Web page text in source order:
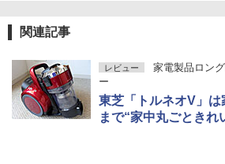
関連記事
レビュー 家電製品ロン
ー
東芝「トルネオV」は
まで“家中丸ごときれ